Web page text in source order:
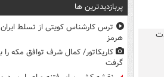
پربازدیدترین ها
ترس کارشناس کویتی از تسلط ایران
هرمز
کاریکاتور/ کمال شرف توافق مکه
گرفت